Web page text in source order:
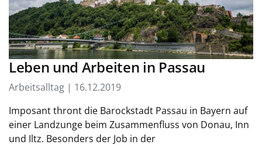
Leben und Arbeiten in Passau
Arbeitsalltag | 16.12.2019
Imposant thront die Barockstadt Passau in Bayern auf
einer Landzunge beim Zusammenfluss von Donau, Inn
und Iltz. Besonders der Job in der